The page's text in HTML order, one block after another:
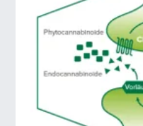
E-Mail-Adresse*